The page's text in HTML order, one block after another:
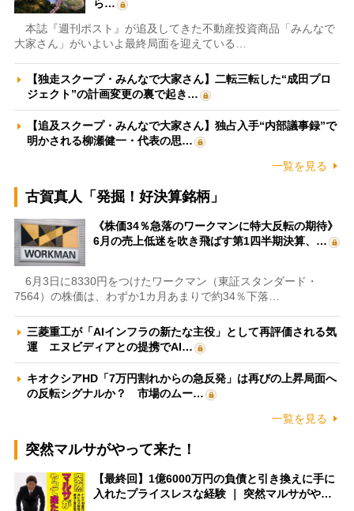
ら…
本誌『週刊ポスト』が追及してきた不動産投資商品「みんなで
大家さん」がいよいよ最終局面を迎えている…
【独走スクープ・みんなで大家さん】二転三転した“成田プロ
ジェクト”の計画変更の裏で起き…
【追及スクープ・みんなで大家さん】独占入手“内部議事録”で
明かされる柳瀬健一・代表の思…
一覧を見る
古賀真人「発掘！好決算銘柄」
《株価34％急落のワークマンに特大反転の期待》
6月の売上低迷を吹き飛ばす第1四半期決算、…
6月3日に8330円をつけたワークマン（東証スタンダード・
7564）の株価は、わずか1カ月あまりで約34％下落…
三菱重工が「AIインフラの新たな主役」として再評価される気
運 エヌビディアとの提携でAI…
キオクシアHD「7万円割れからの急反発」は再びの上昇局面へ
の反転シグナルか？ 市場のムー…
一覧を見る
突然マルサがやって来た！
【最終回】1億6000万円の負債と引き換えに手に
入れたプライスレスな経験 ｜ 突然マルサがや…